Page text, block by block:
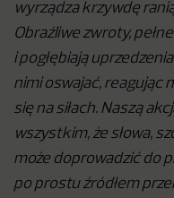
wyrządza krzywdę
Obraźliwe zwroty,
i pogłębiają
nimi oswajać, reagując
się na siłach. Naszą
wszystkim, że słowa,
może doprowadzić do
po prostu źródłem